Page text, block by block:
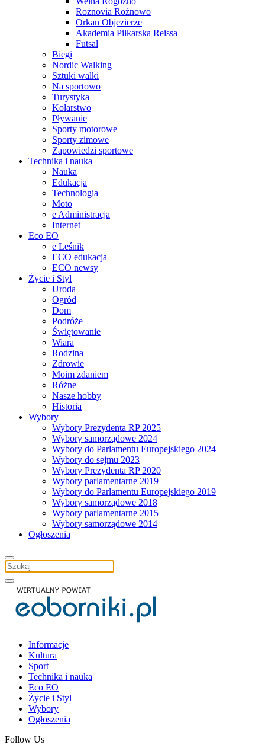
Rożnovia Rożnowo
Orkan Objezierze
Akademia Piłkarska Reissa
Futsal
Biegi
Nordic Walking
Sztuki walki
Na sportowo
Turystyka
Kolarstwo
Pływanie
Sporty motorowe
Sporty zimowe
Zapowiedzi sportowe
Technika i nauka
Nauka
Edukacja
Technologia
Moto
e Administracja
Internet
Eco EO
e Leśnik
ECO edukacja
ECO newsy
Życie i Styl
Uroda
Ogród
Dom
Podróże
Świętowanie
Wiara
Rodzina
Zdrowie
Moim zdaniem
Różne
Nasze hobby
Historia
Wybory
Wybory Prezydenta RP 2025
Wybory samorządowe 2024
Wybory do Parlamentu Europejskiego 2024
Wybory do sejmu 2023
Wybory Prezydenta RP 2020
Wybory parlamentarne 2019
Wybory do Parlamentu Europejskiego 2019
Wybory samorządowe 2018
Wybory parlamentarne 2015
Wybory samorządowe 2014
Ogłoszenia
Informacje
Kultura
Sport
Technika i nauka
Eco EO
Życie i Styl
Wybory
Ogłoszenia
Follow Us